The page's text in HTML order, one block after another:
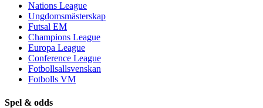
Nations League
Ungdomsmästerskap
Futsal EM
Champions League
Europa League
Conference League
Fotbollsallsvenskan
Fotbolls VM
Spel & odds